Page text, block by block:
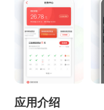
应用介绍